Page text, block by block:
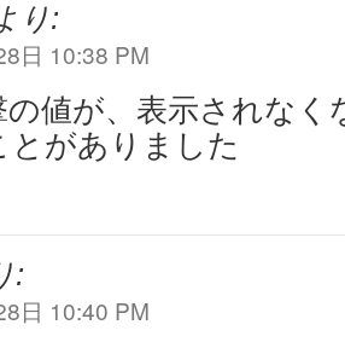
り:
日 10:38 PM
の値が、表示されなく
とがありました
:
日 10:40 PM